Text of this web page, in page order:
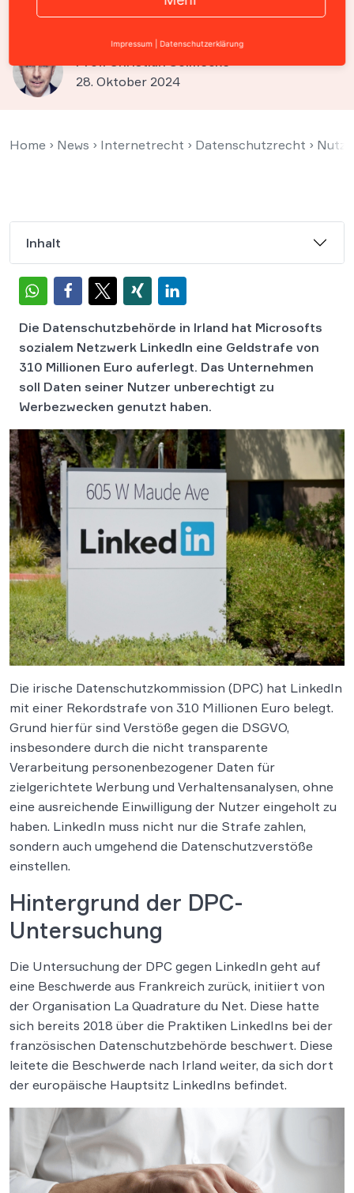
Strafe für LinkedIn
Prof. Christian Solmecke
28. Oktober 2024
Home › News › Internetrecht › Datenschutzrecht ›
Inhalt
Die Datenschutzbehörde in Irland hat Microsofts
sozialem Netzwerk LinkedIn eine Geldstrafe von
310 Millionen Euro auferlegt. Das Unternehmen
soll Daten seiner Nutzer unberechtigt zu
Werbezwecken genutzt haben.
Die irische Datenschutzkommission (DPC) hat LinkedIn
mit einer Rekordstrafe von 310 Millionen Euro belegt.
Grund hierfür sind Verstöße gegen die DSGVO,
insbesondere durch die nicht transparente
Verarbeitung personenbezogener Daten für
zielgerichtete Werbung und Verhaltensanalysen, ohne
eine ausreichende Einwilligung der Nutzer eingeholt zu
haben. LinkedIn muss nicht nur die Strafe zahlen,
sondern auch umgehend die Datenschutzverstöße
einstellen.
Hintergrund der DPC-
Untersuchung
Die Untersuchung der DPC gegen LinkedIn geht auf
eine Beschwerde aus Frankreich zurück, initiiert von
der Organisation La Quadrature du Net. Diese hatte
sich bereits 2018 über die Praktiken LinkedIns bei der
französischen Datenschutzbehörde beschwert. Diese
leitete die Beschwerde nach Irland weiter, da sich dort
der europäische Hauptsitz LinkedIns befindet.
Impressum Datenschutzerklärung